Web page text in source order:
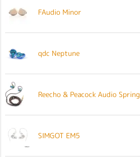
FAudio Minor
qdc Neptune
Reecho & Peacock Audio Spring
SIMGOT EM5